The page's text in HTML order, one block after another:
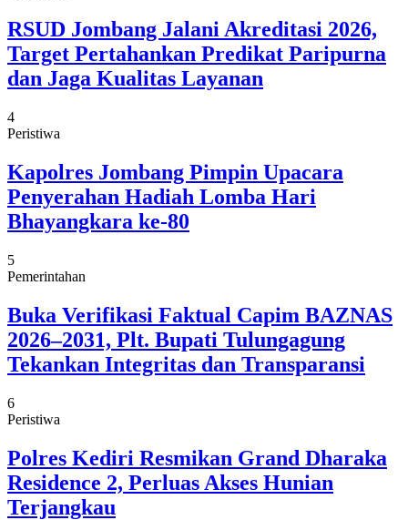
RSUD Jombang Jalani Akreditasi 2026,
Target Pertahankan Predikat Paripurna
dan Jaga Kualitas Layanan
4
Peristiwa
Kapolres Jombang Pimpin Upacara
Penyerahan Hadiah Lomba Hari
Bhayangkara ke-80
5
Pemerintahan
Buka Verifikasi Faktual Capim BAZNAS
2026–2031, Plt. Bupati Tulungagung
Tekankan Integritas dan Transparansi
6
Peristiwa
Polres Kediri Resmikan Grand Dharaka
Residence 2, Perluas Akses Hunian
Terjangkau